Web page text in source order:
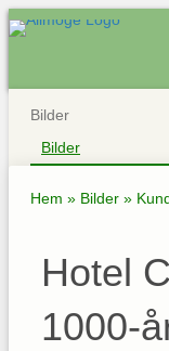
Bilder
Bilder
Hem » Bilder »
Hotel
1000-